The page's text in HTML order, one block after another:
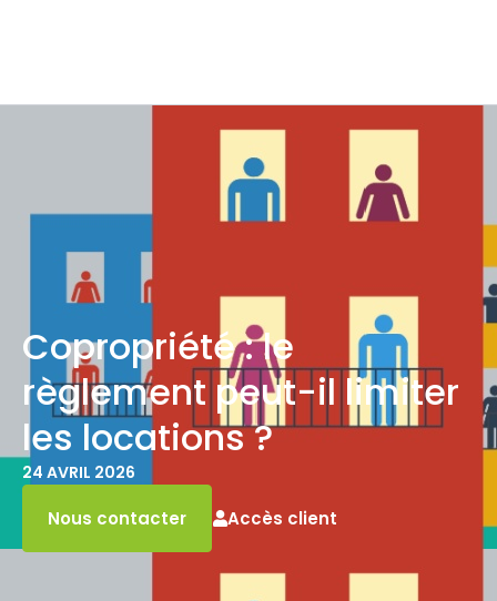
Copropriété : le
règlement peut-il limiter
les locations ?
24 AVRIL 2026
Nous contacter Accès client